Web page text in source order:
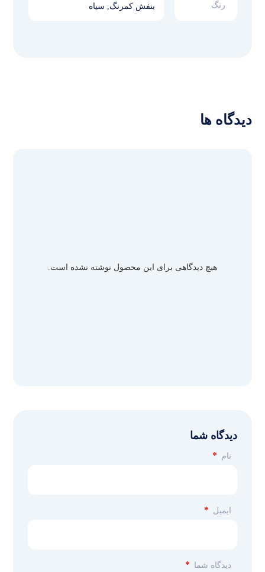
رنگ بنفش کمرنگ, سیاه
دیدگاه ها
هیچ دیدگاهی برای این محصول نوشته نشده است.
دیدگاه شما
دیدگاه شما *
نام *
ایمیل *